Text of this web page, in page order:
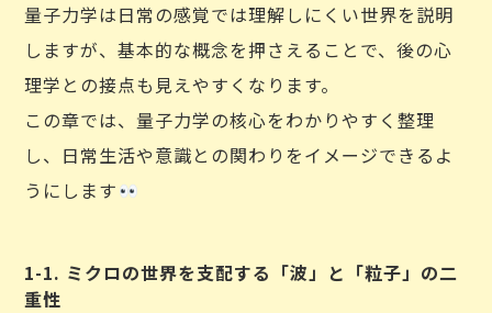
量子力学は日常の感覚では理解しにくい世界を説明
しますが、基本的な概念を押さえることで、後の心
理学との接点も見えやすくなります。
この章では、量子力学の核心をわかりやすく整理
し、日常生活や意識との関わりをイメージできるよ
うにします
1-1. ミクロの世界を支配する「波」と「粒子」の二
重性